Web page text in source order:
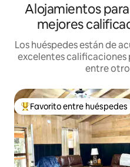
Alojamientos
mejores
Los huéspedes están de
excelentes calificaciones
entre
Favorito entre los
Favorito entre huéspedes